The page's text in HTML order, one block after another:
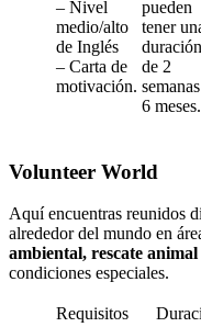
– Nivel
medio/alto
de Inglés
– Carta de
motivación.
pueden
tener
duración
de 2
6 meses.
Volunteer World
Aquí encuentras reunidos
alrededor del mundo en
ambiental, rescate animal
condiciones especiales.
Requisitos